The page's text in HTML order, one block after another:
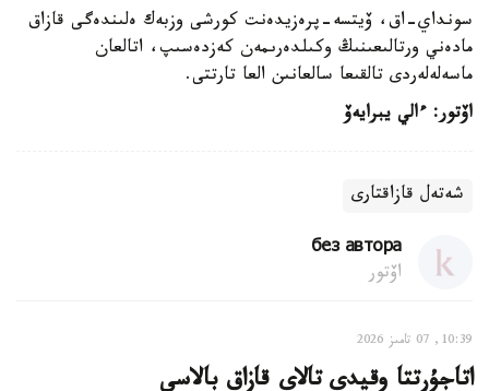
سونداي-اق، ۆيتسە-پرەزيدەنت كورشى وزبەك ەلىندەگى قازاق
مادەني ورتالىعىنىڭ وكىلدەرىمەن كەزدەسىپ، اتالعان
ماسەلەلەردى تالقىعا سالعانىن العا تارتتى.
اۆتور: ءالي يبرايەۆ
شەتەل قازاقتارى
без автора
اۆتور
10:39, 07 تامىز 2026
اتاجۇرتتا وقيدى تالاي قازاق بالاسى